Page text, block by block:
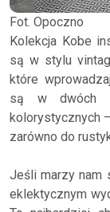
Fot. Opoczno
Kolekcja Kobe
są w stylu
które
są w dwóch
kolorystycznych
zarówno do
Jeśli marzy nam
eklektycznym